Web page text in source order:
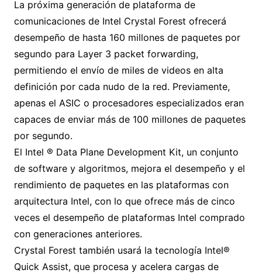
La próxima generación de plataforma de
comunicaciones de Intel Crystal Forest ofrecerá
desempeño de hasta 160 millones de paquetes por
segundo para Layer 3 packet forwarding,
permitiendo el envío de miles de videos en alta
definición por cada nudo de la red. Previamente,
apenas el ASIC o procesadores especializados eran
capaces de enviar más de 100 millones de paquetes
por segundo.
El Intel ® Data Plane Development Kit, un conjunto
de software y algoritmos, mejora el desempeño y el
rendimiento de paquetes en las plataformas con
arquitectura Intel, con lo que ofrece más de cinco
veces el desempeño de plataformas Intel comprado
con generaciones anteriores.
Crystal Forest también usará la tecnología Intel®
Quick Assist, que procesa y acelera cargas de